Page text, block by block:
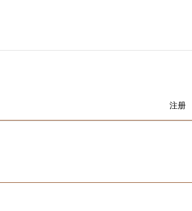
注册